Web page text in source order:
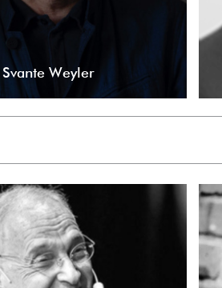
Svante Weyler